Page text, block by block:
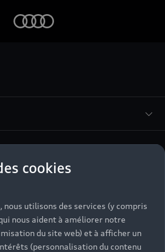
Retour en haut
cookies
utilisons des services (y compris
nous aident à améliorer notre
du site web) et à afficher un
(personnalisation du contenu